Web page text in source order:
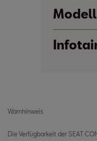
Modell
Warnhinweis
Die Verfügbarkeit der SEAT